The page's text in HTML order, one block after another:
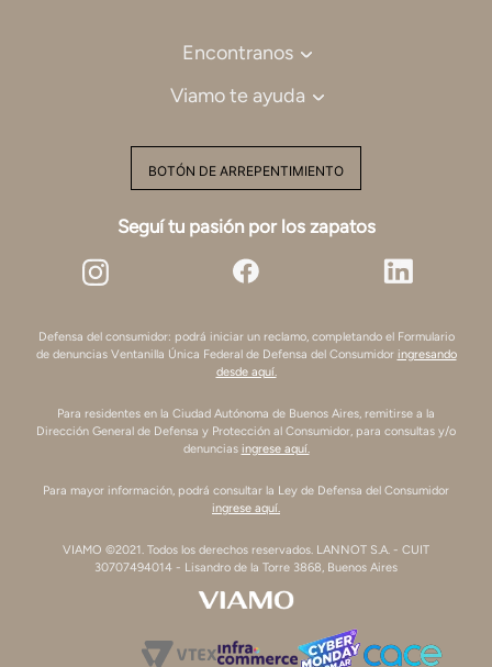
Encontranos
Viamo te ayuda
BOTÓN DE ARREPENTIMIENTO
Seguí tu pasión por los zapatos
Defensa del consumidor: podrá iniciar un reclamo, completando el Formulario
de denuncias Ventanilla Única Federal de Defensa del Consumidor ingresando
desde aquí.
Para residentes en la Ciudad Autónoma de Buenos Aires, remitirse a la
Dirección General de Defensa y Protección al Consumidor, para consultas y/o
denuncias ingrese aquí.
Para mayor información, podrá consultar la Ley de Defensa del Consumidor
ingrese aquí.
VIAMO ©2021. Todos los derechos reservados. LANNOT S.A. - CUIT
30707494014 - Lisandro de la Torre 3868, Buenos Aires